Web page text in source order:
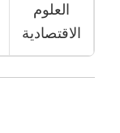
العلوم
الاقتصادية